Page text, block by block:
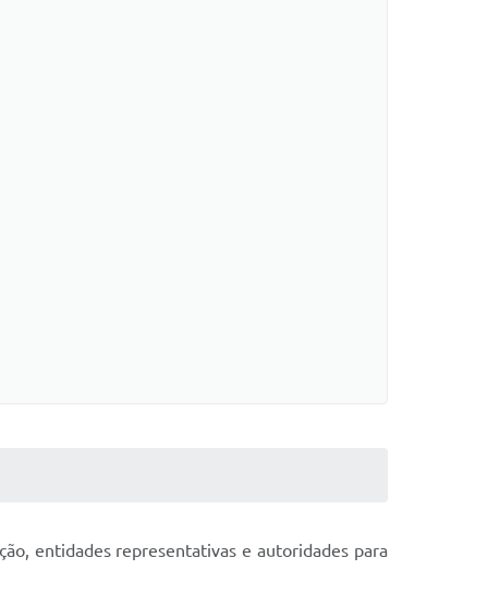
entidades representativas e autoridades para